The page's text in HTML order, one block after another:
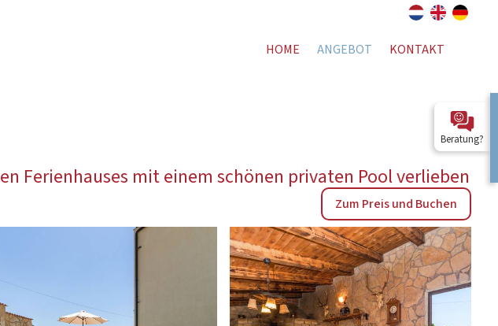
HOME ANGEBOT KONTAKT
Ferienhauses mit einem schönen privaten Pool verlieben
Zum Preis und Buchen
Beratung?